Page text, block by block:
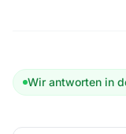
Wir antworten in